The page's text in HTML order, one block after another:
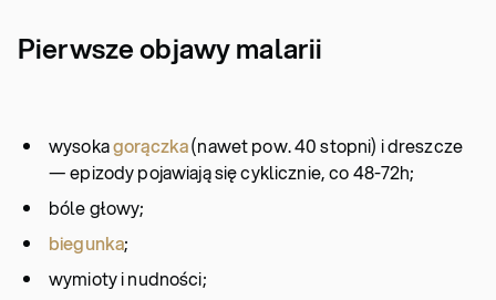
Pierwsze objawy malarii
wysokagorączka(nawet pow. 40 stopni) i dreszcze
— epizody pojawiają się cyklicznie, co 48-72h;
bóle głowy;
biegunka;
wymioty i nudności;